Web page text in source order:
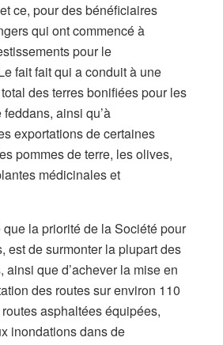
ce, pour des bénéficiaires
qui ont commencé à
pour le
fait fait qui a conduit à une
des terres bonifiées pour les
ainsi qu’à
exportations de certaines
pommes de terre, les olives,
médicinales et
la priorité de la Société pour
est de surmonter la plupart des
ainsi que d’achever la mise en
des routes sur environ 110
asphaltées équipées,
inondations dans de